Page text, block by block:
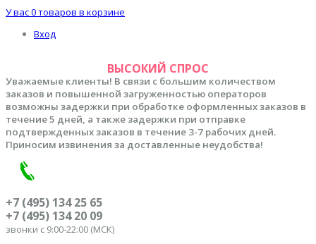
У вас0 товаров в корзине
Вход
ВЫСОКИЙ СПРОС
Уважаемые клиенты! В связи с большим количеством
заказов и повышенной загруженностью операторов
возможны задержки при обработке оформленных заказов в
течение 5 дней, а также задержки при отправке
подтвержденных заказов в течение 3-7 рабочих дней.
Приносим извинения за доставленные неудобства!
+7 (495) 134 25 65
+7 (495) 134 20 09
звонки с 9:00-22:00 (МСК)